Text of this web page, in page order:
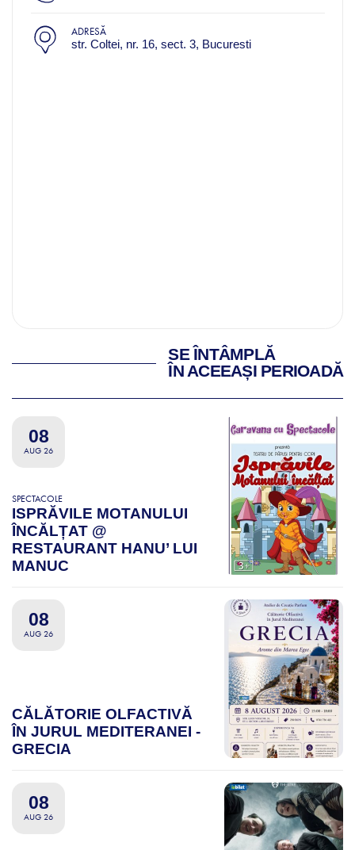
ADRESĂ
str. Coltei, nr. 16, sect. 3, Bucuresti
SE ÎNTÂMPLĂ
ÎN ACEEAȘI PERIOADĂ
08
AUG 26
SPECTACOLE
ISPRĂVILE MOTANULUI
ÎNCĂLȚAT @
RESTAURANT HANU’ LUI
MANUC
08
AUG 26
CĂLĂTORIE OLFACTIVĂ
ÎN JURUL MEDITERANEI -
GRECIA
08
AUG 26